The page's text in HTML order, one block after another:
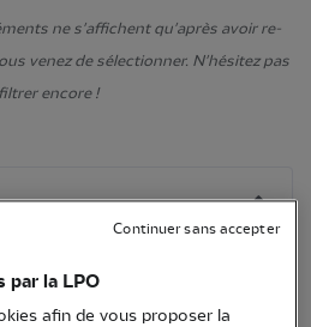
ne s'affichent qu'après avoir re-
venez de sélectionner. N'hésitez pas
encore !
par la LPO
afin de vous proposer la
Continuer sans accepter